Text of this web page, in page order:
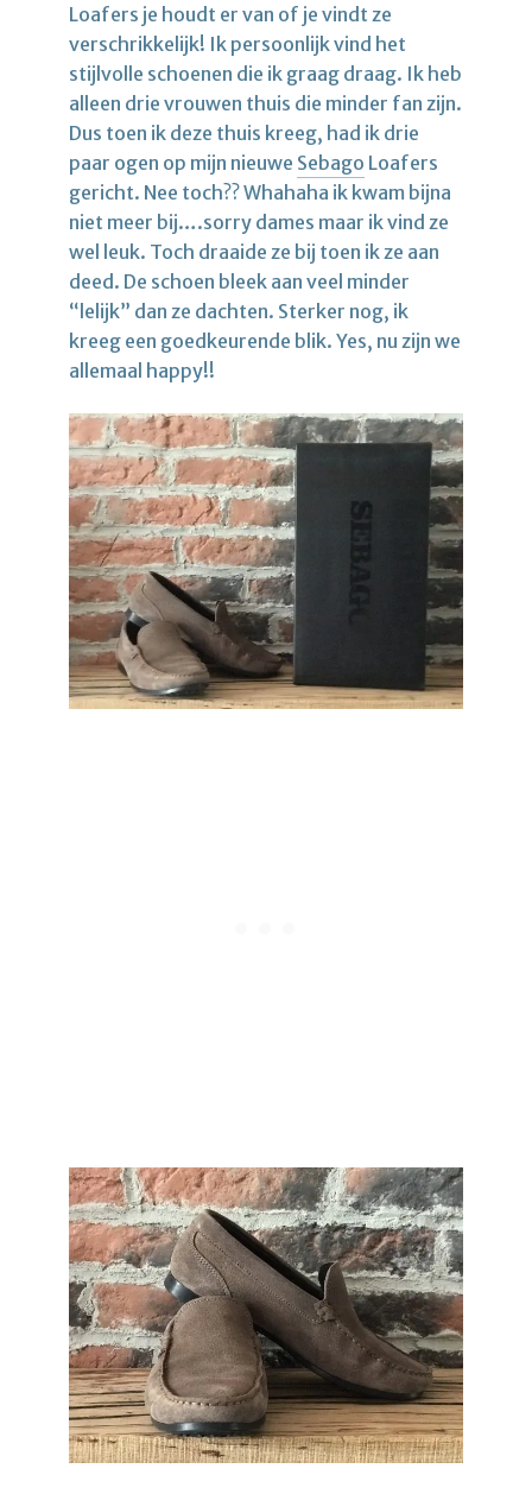
Loafers je houdt er van of je vindt ze
verschrikkelijk! Ik persoonlijk vind het
stijlvolle schoenen die ik graag draag. Ik heb
alleen drie vrouwen thuis die minder fan zijn.
Dus toen ik deze thuis kreeg, had ik drie
paar ogen op mijn nieuwe Sebago Loafers
gericht. Nee toch?? Whahaha ik kwam bijna
niet meer bij….sorry dames maar ik vind ze
wel leuk. Toch draaide ze bij toen ik ze aan
deed. De schoen bleek aan veel minder
“lelijk” dan ze dachten. Sterker nog, ik
kreeg een goedkeurende blik. Yes, nu zijn we
allemaal happy!!